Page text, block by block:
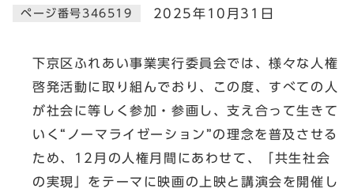
ページ番号346519 2025年10月31日
下京区ふれあい事業実行委員会では、様々な人権
啓発活動に取り組んでおり、この度、すべての人
が社会に等しく参加・参画し、支え合って生きて
いく“ノーマライゼーション”の理念を普及させる
ため、12月の人権月間にあわせて、「共生社会
の実現」をテーマに映画の上映と講演会を開催し